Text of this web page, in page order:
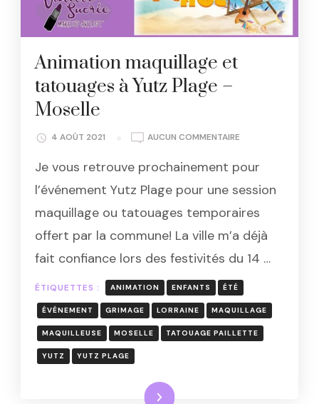
Animation maquillage et
tatouages à Yutz Plage –
Moselle
4 AOÛT 2021 AUCUN COMMENTAIRE
ET
À
YUTZ
–
MOSELLE
Je vous retrouve prochainement pour
l’événement Yutz Plage pour une session
maquillage ou tatouages temporaires
offert par la commune! La ville m’a déjà
fait confiance lors des festivités du 14 …
ÉTIQUETTES : ANIMATION ENFANTS ÉTÉ
ÉVÉNEMENT GRIMAGE LORRAINE MAQUILLAGE
MAQUILLEUSE MOSELLE TATOUAGE PAILLETTE
YUTZ YUTZ PLAGE
Lire la suite